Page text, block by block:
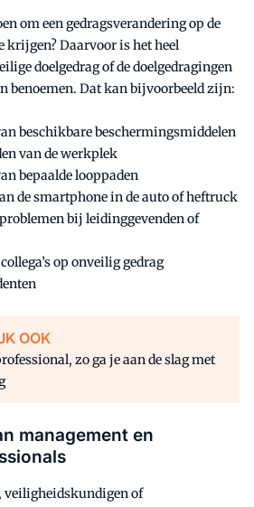
om een gedragsverandering op de
krijgen? Daarvoor is het heel
doelgedrag of de doelgedragingen
benoemen. Dat kan bijvoorbeeld zijn:
beschikbare beschermingsmiddelen
van de werkplek
bepaalde looppaden
de smartphone in de auto of heftruck
bij leidinggevenden of
op onveilig gedrag
OOK
zo ga je aan de slag met
management en
veiligheidskundigen of